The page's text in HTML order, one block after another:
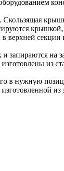
верхней секции
запираются на
из
в нужную
из